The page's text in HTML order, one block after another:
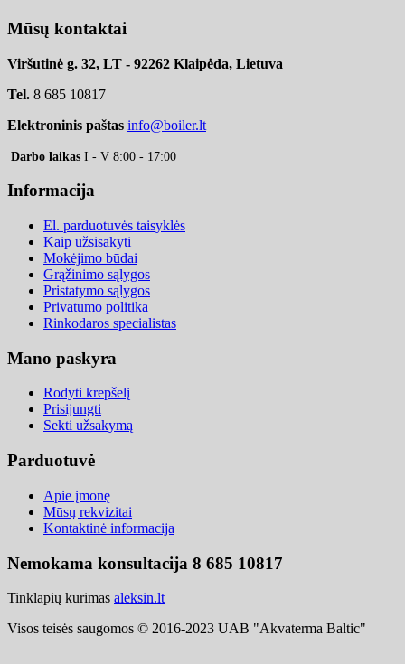
Mūsų kontaktai
Viršutinė g. 32, LT - 92262 Klaipėda, Lietuva
Tel. 8 685 10817
Elektroninis paštas info@boiler.lt
Darbo laikas I - V 8:00 - 17:00
Informacija
El. parduotuvės taisyklės
Kaip užsisakyti
Mokėjimo būdai
Grąžinimo sąlygos
Pristatymo sąlygos
Privatumo politika
Rinkodaros specialistas
Mano paskyra
Rodyti krepšelį
Prisijungti
Sekti užsakymą
Parduotuvė
Apie įmonę
Mūsų rekvizitai
Kontaktinė informacija
Nemokama konsultacija 8 685 10817
Tinklapių kūrimas aleksin.lt
Visos teisės saugomos © 2016-2023 UAB "Akvaterma Baltic"